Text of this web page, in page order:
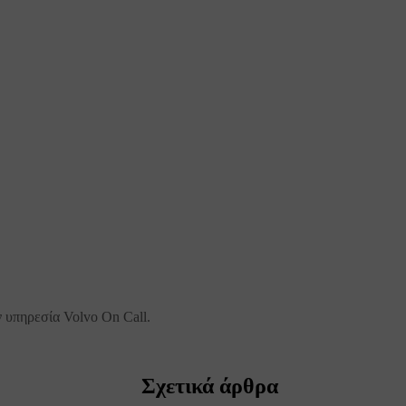
υπηρεσία Volvo On Call.
Σχετικά άρθρα